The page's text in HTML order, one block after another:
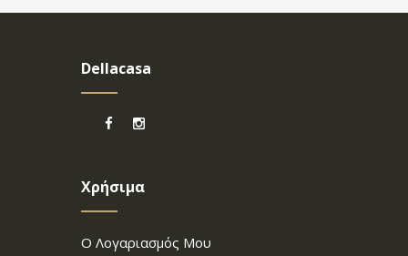
Dellacasa
Χρήσιμα
Ο Λογαριασμός Μου